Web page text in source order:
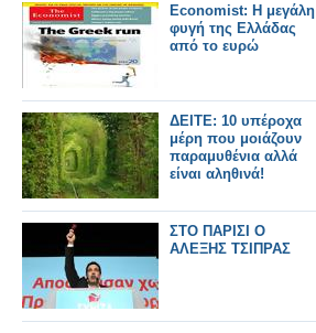
Economist: Η μεγάλη
φυγή της Ελλάδας
από το ευρώ
ΔΕΙΤΕ: 10 υπέροχα
μέρη που μοιάζουν
παραμυθένια αλλά
είναι αληθινά!
ΣΤΟ ΠΑΡΙΣΙ Ο
ΑΛΕΞΗΣ ΤΣΙΠΡΑΣ